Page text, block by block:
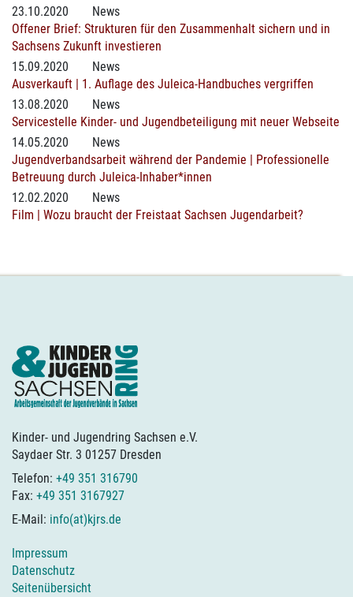
23.10.2020
News
Offener Brief: Strukturen für den Zusammenhalt sichern und in
Sachsens Zukunft investieren
15.09.2020
News
Ausverkauft | 1. Auflage des Juleica-Handbuches vergriffen
13.08.2020
News
Servicestelle Kinder- und Jugendbeteiligung mit neuer Webseite
14.05.2020
News
Jugendverbandsarbeit während der Pandemie | Professionelle
Betreuung durch Juleica-Inhaber*innen
12.02.2020
News
Film | Wozu braucht der Freistaat Sachsen Jugendarbeit?
Kinder- und Jugendring Sachsen e.V.
Saydaer Str. 3 01257 Dresden
Telefon: +49 351 316790
Fax: +49 351 3167927
E-Mail: info(at)kjrs.de
Impressum
Datenschutz
Seitenübersicht